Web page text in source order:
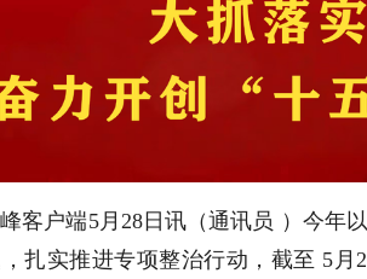
客户端5月28日讯（通讯员 ） 今年
扎实推进专项整治行动，截至 5